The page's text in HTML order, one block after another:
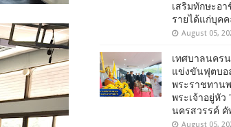
เสริมทักษะอ
รายได้แก่บุค
August 05,
เทศบาลนคร
แข่งขันฟุตบอ
พระราชทาน
พระเจ้าอยู่หัว
นครสวรรค์ คั
August 05,